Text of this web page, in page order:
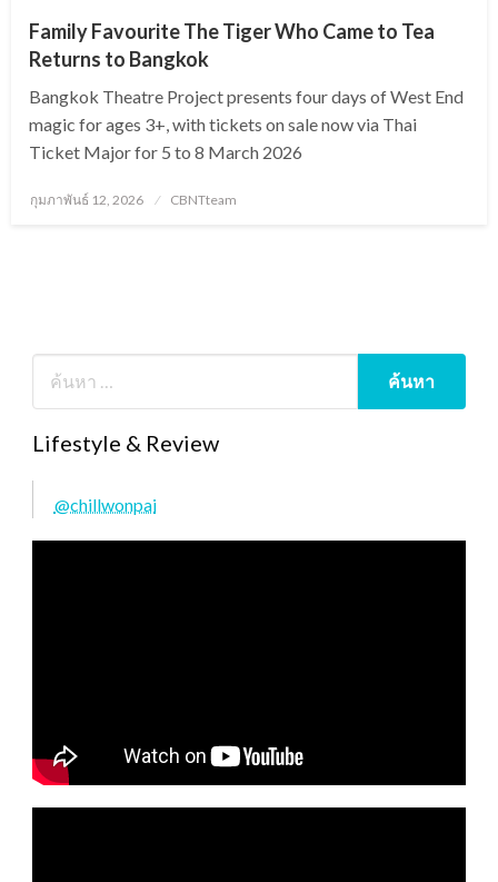
Family Favourite The Tiger Who Came to Tea
Returns to Bangkok
Bangkok Theatre Project presents four days of West End
magic for ages 3+, with tickets on sale now via Thai
Ticket Major for 5 to 8 March 2026
Posted
กุมภาพันธ์ 12, 2026 CBNTteam
Lifestyle & Review
@chillwonpai